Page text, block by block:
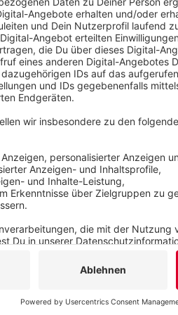
einer Hexenjagd.
Veröffentlicht: Donnerstag, 07.07.2022
Anzeige